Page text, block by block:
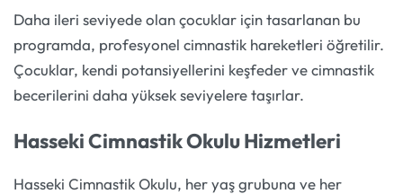
Daha ileri seviyede olan çocuklar için tasarlanan bu
programda, profesyonel cimnastik hareketleri öğretilir.
Çocuklar, kendi potansiyellerini keşfeder ve cimnastik
becerilerini daha yüksek seviyelere taşırlar.
Hasseki Cimnastik Okulu Hizmetleri
Hasseki Cimnastik Okulu, her yaş grubuna ve her